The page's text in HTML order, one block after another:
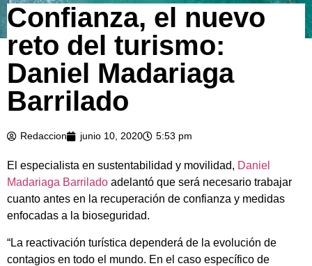
Confianza, el nuevo
reto del turismo:
Daniel Madariaga
Barrilado
Redaccion junio 10, 2020 5:53 pm
El especialista en sustentabilidad y movilidad, Daniel
Madariaga Barrilado adelantó que será necesario trabajar
cuanto antes en la recuperación de confianza y medidas
enfocadas a la bioseguridad.
“La reactivación turística dependerá de la evolución de
contagios en todo el mundo. En el caso específico de